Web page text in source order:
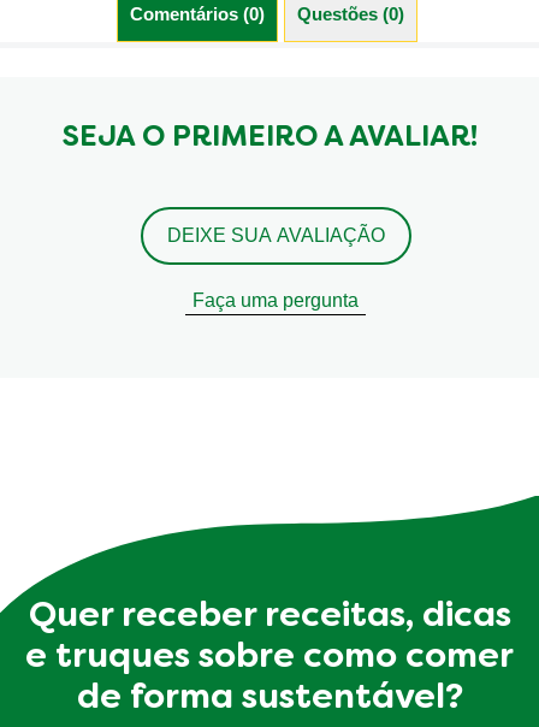
Comentários (0) Questões (0)
SEJA O PRIMEIRO A AVALIAR!
DEIXE SUA AVALIAÇÃO
Faça uma pergunta
Quer receber receitas, dicas
e truques sobre como comer
de forma sustentável?